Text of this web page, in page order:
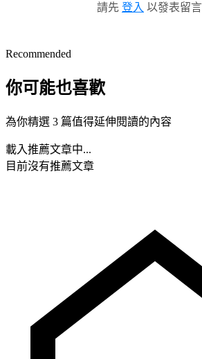
請先 登入 以發表留言
Recommended
你可能也喜歡
為你精選 3 篇值得延伸閱讀的內容
載入推薦文章中...
目前沒有推薦文章